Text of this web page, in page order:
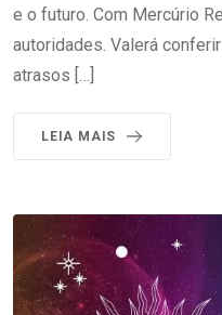
e o futuro. Com Mercúrio
autoridades. Valerá
atrasos […]
LEIA MAIS